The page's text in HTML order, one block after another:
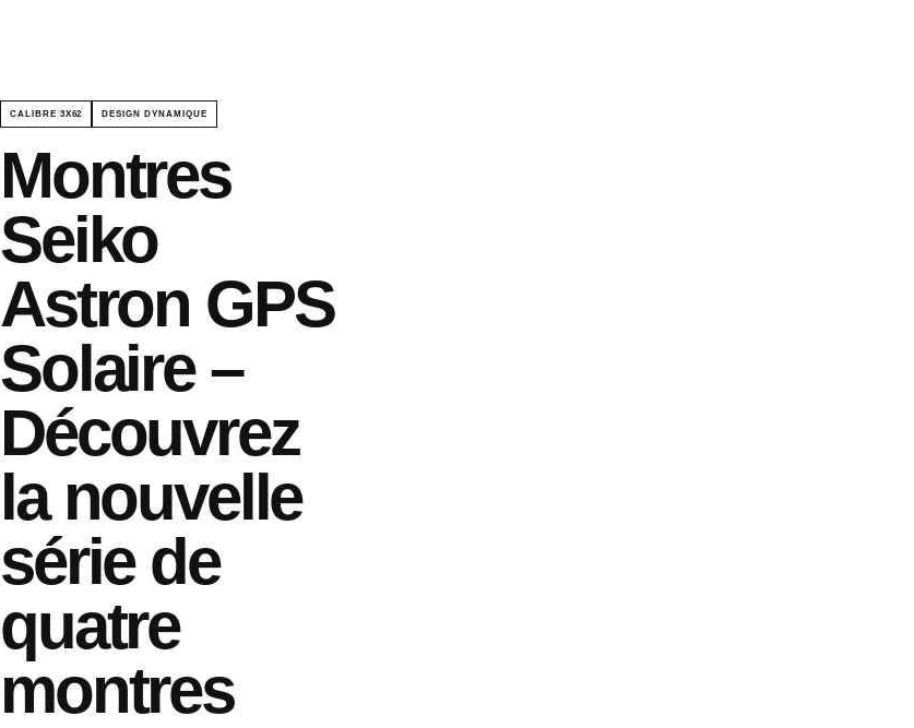
CALIBRE 3X62 DESIGN DYNAMIQUE
Montres
Seiko
Astron GPS
Solaire –
Découvrez
la nouvelle
série de
quatre
montres